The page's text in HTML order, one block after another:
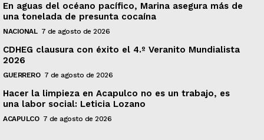
En aguas del océano pacífico, Marina asegura más de
una tonelada de presunta cocaína
NACIONAL 7 de agosto de 2026
CDHEG clausura con éxito el 4.º Veranito Mundialista
2026
GUERRERO 7 de agosto de 2026
Hacer la limpieza en Acapulco no es un trabajo, es
una labor social: Leticia Lozano
ACAPULCO 7 de agosto de 2026